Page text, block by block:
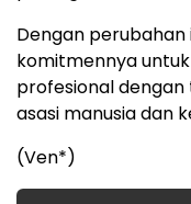
Dengan perubahan
komitmennya
profesional
asasi manusia dan
(Ven*)